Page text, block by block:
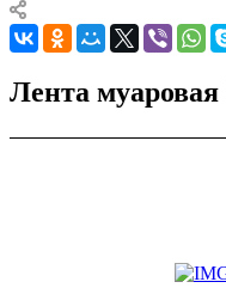
Лента